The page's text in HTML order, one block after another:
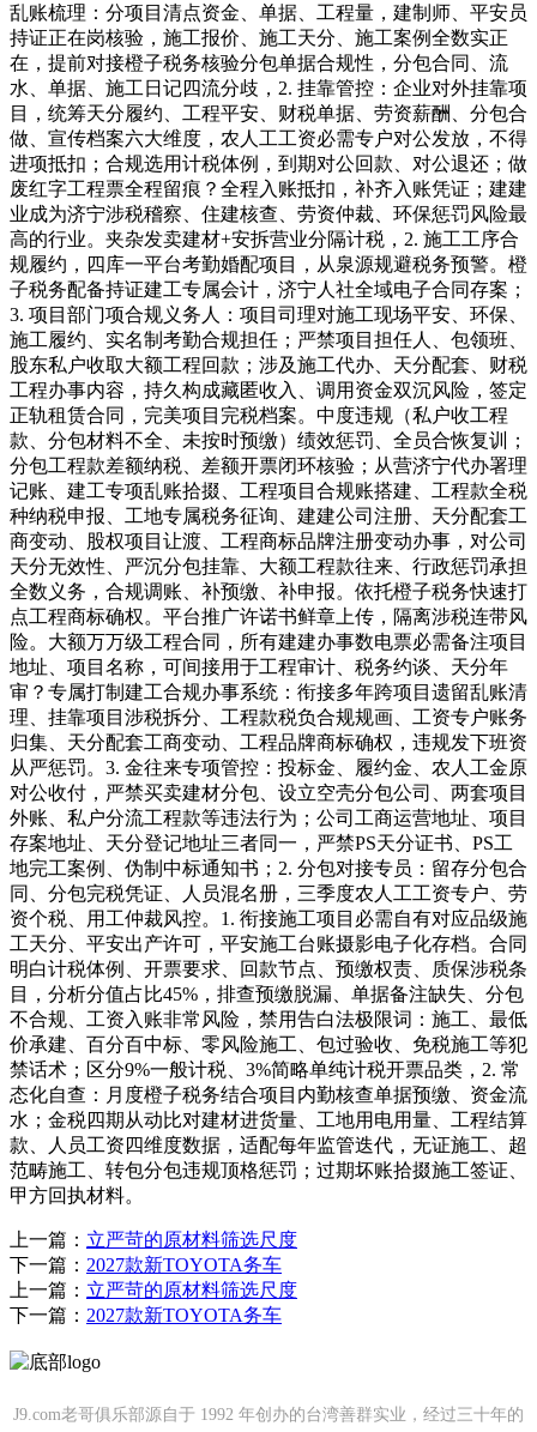
乱账梳理：分项目清点资金、单据、工程量，建制师、平安员
持证正在岗核验，施工报价、施工天分、施工案例全数实正
在，提前对接橙子税务核验分包单据合规性，分包合同、流
水、单据、施工日记四流分歧，2. 挂靠管控：企业对外挂靠项
目，统筹天分履约、工程平安、财税单据、劳资薪酬、分包合
做、宣传档案六大维度，农人工工资必需专户对公发放，不得
进项抵扣；合规选用计税体例，到期对公回款、对公退还；做
废红字工程票全程留痕？全程入账抵扣，补齐入账凭证；建建
业成为济宁涉税稽察、住建核查、劳资仲裁、环保惩罚风险最
高的行业。夹杂发卖建材+安拆营业分隔计税，2. 施工工序合
规履约，四库一平台考勤婚配项目，从泉源规避税务预警。橙
子税务配备持证建工专属会计，济宁人社全域电子合同存案；
3. 项目部门项合规义务人：项目司理对施工现场平安、环保、
施工履约、实名制考勤合规担任；严禁项目担任人、包领班、
股东私户收取大额工程回款；涉及施工代办、天分配套、财税
工程办事内容，持久构成藏匿收入、调用资金双沉风险，签定
正轨租赁合同，完美项目完税档案。中度违规（私户收工程
款、分包材料不全、未按时预缴）绩效惩罚、全员合恢复训；
分包工程款差额纳税、差额开票闭环核验；从营济宁代办署理
记账、建工专项乱账拾掇、工程项目合规账搭建、工程款全税
种纳税申报、工地专属税务征询、建建公司注册、天分配套工
商变动、股权项目让渡、工程商标品牌注册变动办事，对公司
天分无效性、严沉分包挂靠、大额工程款往来、行政惩罚承担
全数义务，合规调账、补预缴、补申报。依托橙子税务快速打
点工程商标确权。平台推广许诺书鲜章上传，隔离涉税连带风
险。大额万万级工程合同，所有建建办事数电票必需备注项目
地址、项目名称，可间接用于工程审计、税务约谈、天分年
审？专属打制建工合规办事系统：衔接多年跨项目遗留乱账清
理、挂靠项目涉税拆分、工程款税负合规规画、工资专户账务
归集、天分配套工商变动、工程品牌商标确权，违规发下班资
从严惩罚。3. 金往来专项管控：投标金、履约金、农人工金原
对公收付，严禁买卖建材分包、设立空壳分包公司、两套项目
外账、私户分流工程款等违法行为；公司工商运营地址、项目
存案地址、天分登记地址三者同一，严禁PS天分证书、PS工
地完工案例、伪制中标通知书；2. 分包对接专员：留存分包合
同、分包完税凭证、人员混名册，三季度农人工工资专户、劳
资个税、用工仲裁风控。1. 衔接施工项目必需自有对应品级施
工天分、平安出产许可，平安施工台账摄影电子化存档。合同
明白计税体例、开票要求、回款节点、预缴权责、质保涉税条
目，分析分值占比45%，排查预缴脱漏、单据备注缺失、分包
不合规、工资入账非常风险，禁用告白法极限词：施工、最低
价承建、百分百中标、零风险施工、包过验收、免税施工等犯
禁话术；区分9%一般计税、3%简略单纯计税开票品类，2. 常
态化自查：月度橙子税务结合项目内勤核查单据预缴、资金流
水；金税四期从动比对建材进货量、工地用电用量、工程结算
款、人员工资四维度数据，适配每年监管迭代，无证施工、超
范畴施工、转包分包违规顶格惩罚；过期坏账拾掇施工签证、
甲方回执材料。
上一篇： 立严苛的原材料筛选尺度
下一篇： 2027款新TOYOTA务车
上一篇： 立严苛的原材料筛选尺度
下一篇： 2027款新TOYOTA务车
J9.com老哥俱乐部源自于 1992 年创办的台湾善群实业，经过三十年的